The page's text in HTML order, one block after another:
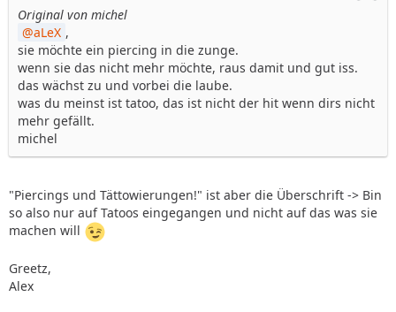
Original von michel
aLeX ,
sie möchte ein piercing in die zunge.
wenn sie das nicht mehr möchte, raus damit und gut iss.
das wächst zu und vorbei die laube.
was du meinst ist tatoo, das ist nicht der hit wenn dirs nicht
mehr gefällt.
michel
"Piercings und Tättowierungen!" ist aber die Überschrift -> Bin
so also nur auf Tatoos eingegangen und nicht auf das was sie
machen will
Greetz,
Alex